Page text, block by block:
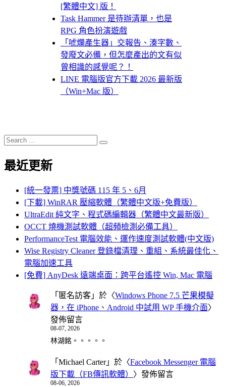
[繁體中文] 版！
Task Hammer 是待辦清單，也是
RPG 角色扮演遊戲
「唬爛產生器」交報告、湊字數、
發廢文必備，但怎麼產出的文有似
曾相識的感覺呢？！
LINE 電腦版官方下載 2026 最新版
（Win+Mac 版）
Search
for:
Search
最近更新
[統一發票] 中獎號碼 115 年 5、6月
[下載] WinRAR 壓縮軟體（繁體中文版+免費版）
UltraEdit 純文字、程式碼編輯器（繁體中文最新版）
OCCT 燒機測試軟體（超頻檢測必備工具）
PerformanceTest 電腦效能、運作速度測試軟體(中文版)
Wise Registry Cleaner 登錄檔清理、重組、系統最佳化、
電腦加速工具
[免費] AnyDesk 遠端桌面：跨平台遙控 Win, Mac 電腦
「 匿名訪客 」於〈Windows Phone 7.5 芒果模擬
器，在 iPhone、Android 中試用 WP 手機介面〉
發佈留言
08-07, 2026
林湖銘。。。。。
「 Michael Carter」於〈Facebook Messenger 電腦
版下載（FB傳訊軟體） 〉發佈留言
08-06, 2026